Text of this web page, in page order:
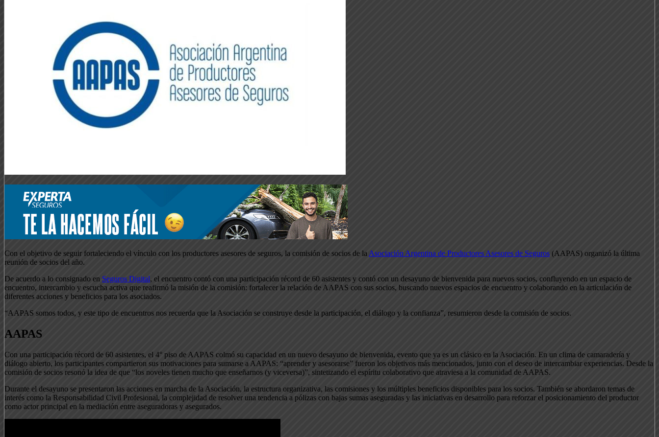
Con el objetivo de seguir fortaleciendo el vínculo con los productores asesores de seguros, la comisión de socios de la Asociación Argentina de Productores Asesores de Seguros (AAPAS) organizó la última
reunión de socios del año.
De acuerdo a lo consignado en Seguros Digital, el encuentro contó con una participación récord de 60 asistentes y contó con un desayuno de bienvenida para nuevos socios, confluyendo en un espacio de
encuentro, intercambio y escucha activa que reafirmó la misión de la comisión: fortalecer la relación de AAPAS con sus socios, buscando nuevos espacios de encuentro y colaborando en la articulación de
diferentes acciones y beneficios para los asociados.
“AAPAS somos todos, y este tipo de encuentros nos recuerda que la Asociación se construye desde la participación, el diálogo y la confianza”, resumieron desde la comisión de socios.
AAPAS
Con una participación récord de 60 asistentes, el 4° piso de AAPAS colmó su capacidad en un nuevo desayuno de bienvenida, evento que ya es un clásico en la Asociación. En un clima de camaradería y
diálogo abierto, los participantes compartieron sus motivaciones para sumarse a AAPAS: “aprender y asesorarse” fueron los objetivos más mencionados, junto con el deseo de intercambiar experiencias. Desde la
comisión de socios resonó la idea de que “los noveles tienen mucho que enseñarnos (y viceversa)”, sintetizando el espíritu colaborativo que atraviesa a la comunidad de AAPAS.
Durante el desayuno se presentaron las acciones en marcha de la Asociación, la estructura organizativa, las comisiones y los múltiples beneficios disponibles para los socios. También se abordaron temas de
interés como la Responsabilidad Civil Profesional, la complejidad de resolver una tendencia a pólizas con bajas sumas aseguradas y las iniciativas en desarrollo para reforzar el posicionamiento del productor
como actor principal en la mediación entre aseguradoras y asegurados.